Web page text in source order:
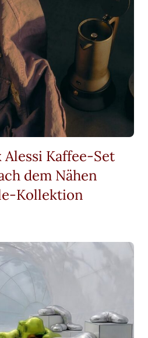
Alessi Kaffee-Set
dem Nähen
Kollektion